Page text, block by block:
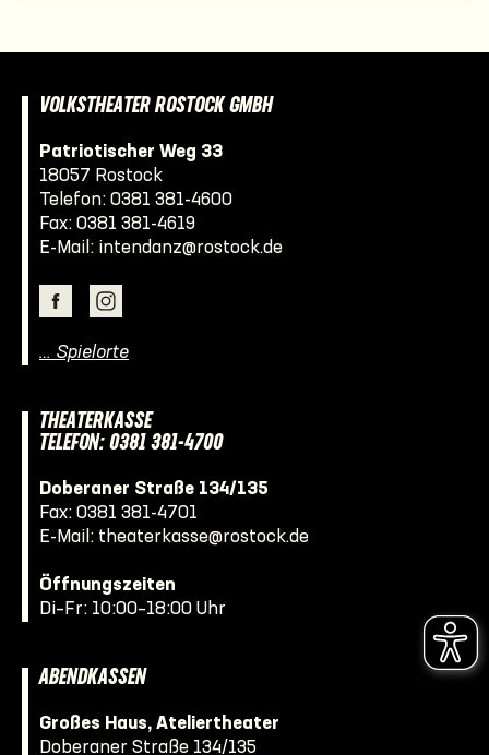
VOLKSTHEATER ROSTOCK GMBH
Patriotischer Weg 33
18057 Rostock
Telefon: 0381 381-4600
Fax: 0381 381-4619
E-Mail: intendanz@rostock.de
… Spielorte
THEATERKASSE
TELEFON: 0381 381-4700
Doberaner Straße 134/135
Fax: 0381 381-4701
E-Mail: theaterkasse@rostock.de
Öffnungszeiten
Di–Fr: 10:00–18:00 Uhr
ABENDKASSEN
Großes Haus, Ateliertheater
Doberaner Straße 134/135